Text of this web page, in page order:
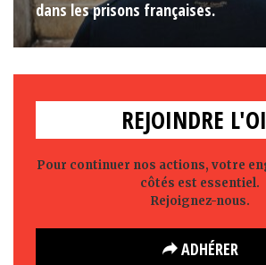
dans les prisons françaises.
REJOINDRE
Pour continuer nos actions, votre
côtés est essentiel.
Rejoignez-nous.
ADHÉRER